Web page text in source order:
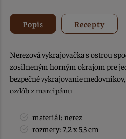
Popis Recepty
Nerezová vykrajovačka s ostrou
zosilneným horným okrajom pre
bezpečné vykrajovanie
ozdôb z marcipánu.
materiál: nerez
rozmery: 7,2 x 5,3 cm